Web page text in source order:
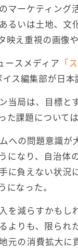
マーケティン
るいは土地、
え重視の画像
スメディア 「
ス編集部が日本
当局は、目標
課題について
への問題意識
になり、自治
に負えない状
なった。
を減らすかもし
よりも、限ら
元の消費拡大